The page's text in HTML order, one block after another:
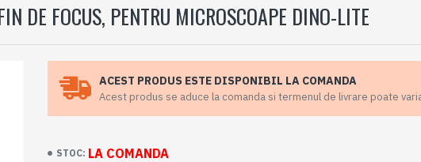
DE FOCUS, PENTRU MICROSCOAPE DINO-LITE
ACEST PRODUS ESTE DISPONIBIL LA COMANDA
Acest produs se aduce la comanda si termenul de livrare poate
STOC: LA COMANDA